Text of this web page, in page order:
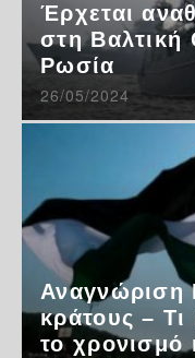
Έρχεται
στη Βαλτική
Ρωσία
26/05/2024
Αναγνώριση
κράτους –
το χρονισμό